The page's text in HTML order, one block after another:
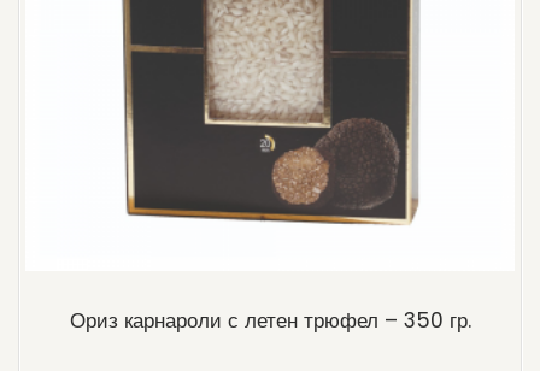
Ориз карнароли с летен трюфел – 350 гр.